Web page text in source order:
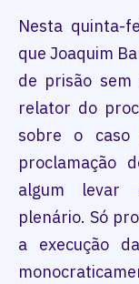
Nesta quinta-
que Joaquim
de prisão
relator do
sobre o caso
proclamação
algum levar
plenário. Só
a execução